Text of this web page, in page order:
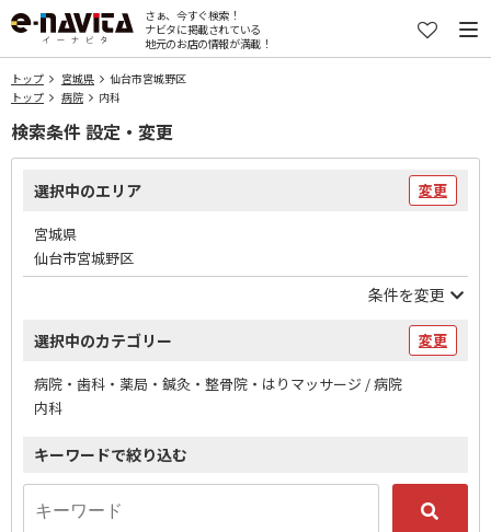
さぁ、今すぐ検索！
ナビタに掲載されている
地元のお店の情報が満載！
トップ 宮城県
仙台市宮城野区
トップ
病院 内科
検索条件 設定・変更
選択中のエリア 変更
宮城県
仙台市宮城野区
条件を変更
選択中のカテゴリー 変更
病院・歯科・薬局・鍼灸・整骨院・はりマッサージ / 病院
内科
キーワードで絞り込む